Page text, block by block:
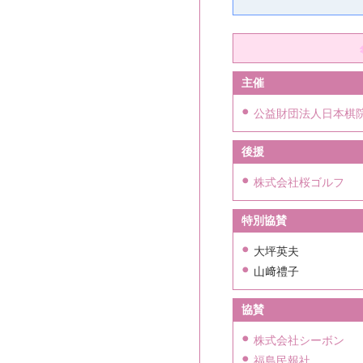
主催
公益財団法人日本棋
後援
株式会社桜ゴルフ
特別協賛
大坪英夫
山﨑禮子
協賛
株式会社シーボン